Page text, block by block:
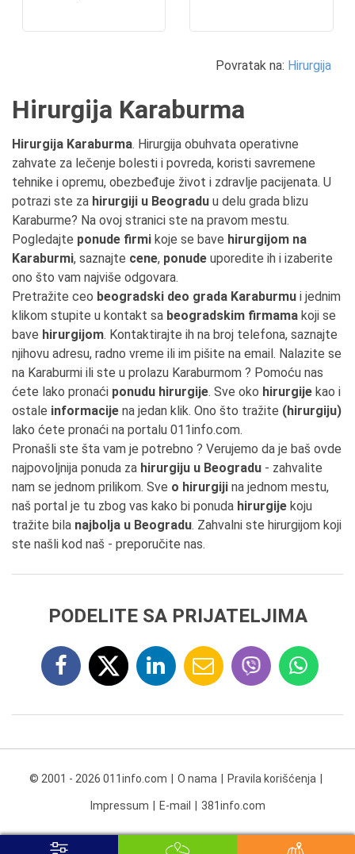
Povratak na: Hirurgija
Hirurgija Karaburma
Hirurgija Karaburma. Hirurgija obuhvata operativne
zahvate za lečenje bolesti i povreda, koristi savremene
tehnike i opremu, obezbeđuje život i zdravlje pacijenata. U
potrazi ste za hirurgiji u Beogradu u delu grada blizu
Karaburme? Na ovoj stranici ste na pravom mestu.
Pogledajte ponude firmi koje se bave hirurgijom na
Karaburmi, saznajte cene, ponude uporedite ih i izaberite
ono što vam najviše odgovara.
Pretražite ceo beogradski deo grada Karaburmu i jednim
klikom stupite u kontakt sa beogradskim firmama koji se
bave hirurgijom. Kontaktirajte ih na broj telefona, saznajte
njihovu adresu, radno vreme ili im pišite na email. Nalazite se
na Karaburmi ili ste u prolazu Karaburmom ? Pomoću nas
ćete lako pronaći ponudu hirurgije. Sve oko hirurgije kao i
ostale informacije na jedan klik. Ono što tražite (hirurgiju)
lako ćete pronaći na portalu 011info.com.
Pronašli ste šta vam je potrebno ? Verujemo da je baš ovde
najpovoljnija ponuda za hirurgiju u Beogradu - zahvalite
nam se jednom prilikom. Sve o hirurgiji na jednom mestu,
naš portal je tu zbog vas kako bi ponuda hirurgije koju
tražite bila najbolja u Beogradu. Zahvalni ste hirurgijom koji
ste našli kod naš - preporučite nas.
PODELITE SA PRIJATELJIMA
© 2001 - 2026 011info.com O nama Pravila korišćenja
Impressum E-mail 381info.com